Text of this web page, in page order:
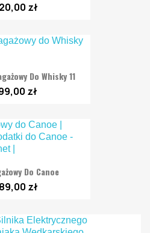
zł
Do Whisky 11
zł
Do Canoe
zł